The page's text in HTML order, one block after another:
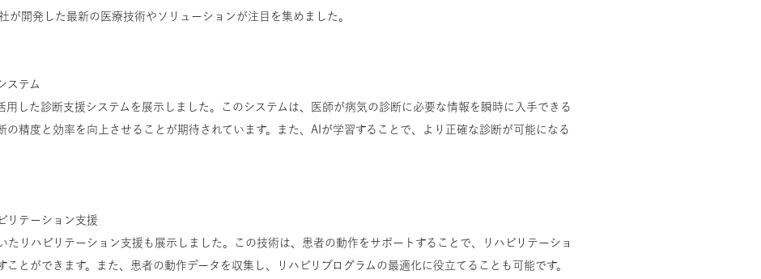
が開発した最新の医療技術やソリューションが注目を集めました。
ステム
用した診断支援システムを展示しました。このシステムは、医師が病気の診断に必要な情報を瞬時に入手できる
の精度と効率を向上させることが期待されています。また、AIが学習することで、より正確な診断が可能になる
リテーション支援
たリハビリテーション支援も展示しました。この技術は、患者の動作をサポートすることで、リハビリテーショ
ことができます。また、患者の動作データを収集し、リハビリプログラムの最適化に役立てることも可能です。